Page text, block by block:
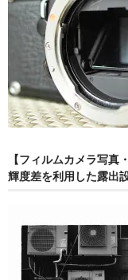
【フィルムカメラ写真
輝度差を利用した露出